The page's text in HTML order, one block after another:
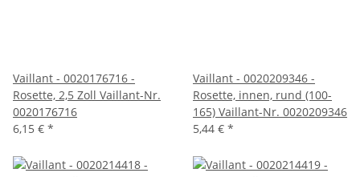
Vaillant - 0020176716 -
Rosette, 2,5 Zoll Vaillant-Nr.
0020176716
6,15 € *
Vaillant - 0020209346 -
Rosette, innen, rund (100-
165) Vaillant-Nr. 0020209346
5,44 € *